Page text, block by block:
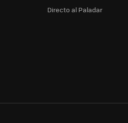
Directo al Paladar